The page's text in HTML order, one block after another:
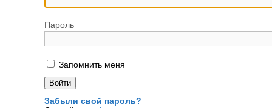
Пароль
Запомнить меня
Забыли свой пароль?